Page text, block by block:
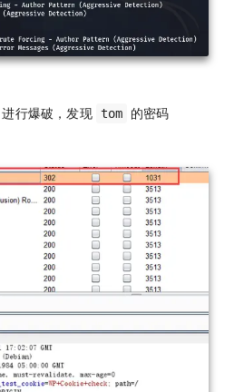
进行爆破，发现 tom 的密码